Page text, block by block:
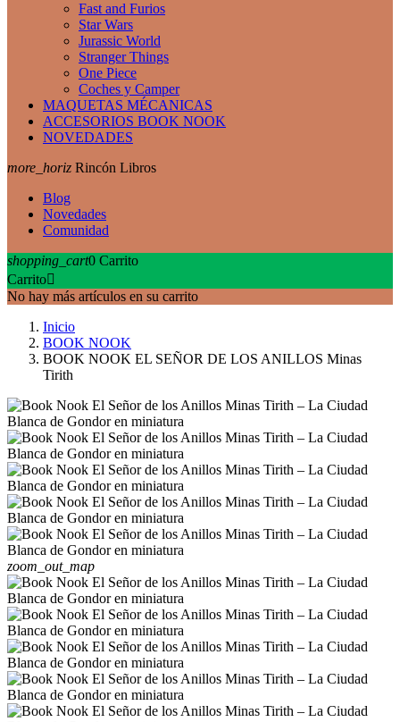
Fast and Furios
Star Wars
Jurassic World
Stranger Things
One Piece
Coches y Camper
MAQUETAS MÉCANICAS
ACCESORIOS BOOK NOOK
NOVEDADES
more_horiz Rincón Libros
Blog
Novedades
Comunidad
shopping_cart0 Carrito
Carrito
No hay más artículos en su carrito
Inicio
BOOK NOOK
BOOK NOOK EL SEÑOR DE LOS ANILLOS Minas
Tirith
zoom_out_map